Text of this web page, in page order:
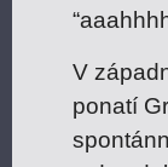
V
ponatí